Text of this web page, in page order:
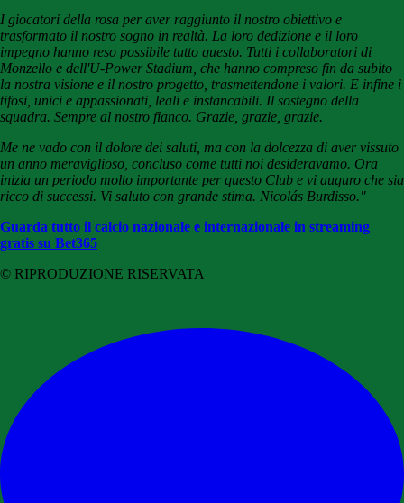
I giocatori della rosa per aver raggiunto il nostro obiettivo e
trasformato il nostro sogno in realtà. La loro dedizione e il loro
impegno hanno reso possibile tutto questo. Tutti i collaboratori di
Monzello e dell'U-Power Stadium, che hanno compreso fin da subito
la nostra visione e il nostro progetto, trasmettendone i valori. E infine i
tifosi, unici e appassionati, leali e instancabili. Il sostegno della
squadra. Sempre al nostro fianco. Grazie, grazie, grazie.
Me ne vado con il dolore dei saluti, ma con la dolcezza di aver vissuto
un anno meraviglioso, concluso come tutti noi desideravamo. Ora
inizia un periodo molto importante per questo Club e vi auguro che sia
ricco di successi. Vi saluto con grande stima. Nicolás Burdisso."
Guarda tutto il calcio nazionale e internazionale in streaming
gratis su Bet365
© RIPRODUZIONE RISERVATA